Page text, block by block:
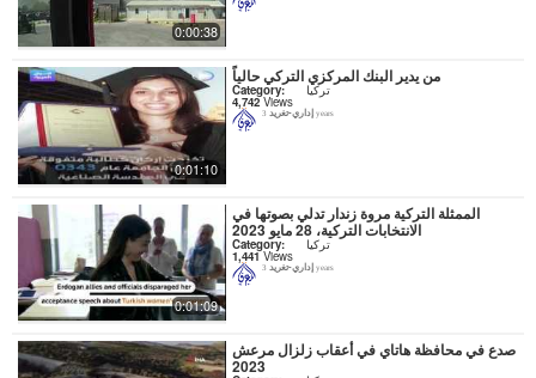
0:00:38
0:01:10
من يدير البنك المركزي التركي حالياً
Category: تركيا
4,742Views
إداري-تغريد 3 years
0:01:09
الممثلة التركية مروة زندار تدلي بصوتها في
الانتخابات التركية، 28 مايو 2023
Category: تركيا
1,441Views
إداري-تغريد 3 years
صدع في محافظة هاتاي في أعقاب زلزال مرعش
2023